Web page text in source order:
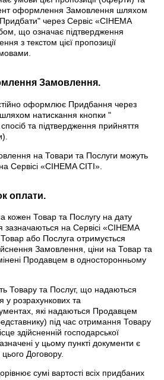
оформлення Замовлення шляхом
через Сервіс «CIНEMA
що означає підтвердження
з текстом цієї пропозиції
Замовлення.
оформлює Придбання через
натискання кнопки "
та підтвердження прийняття
на Товари та Послуги можуть
Сервісі «CIНEMA СІТІ».
оплати.
кожен Товар та Послугу на дату
зазначаються на Сервісі «CIНEMA
або Послуга отримується
Замовлення, ціни на Товар та
Продавцем в односторонньому
Товару та Послуг, що надаються
у розрахункових та
які надаються Продавцем
під час отримання Товару
здійсненній господарської
у цьому пункті документи є
Договору.
сумі вартості всіх придбаних